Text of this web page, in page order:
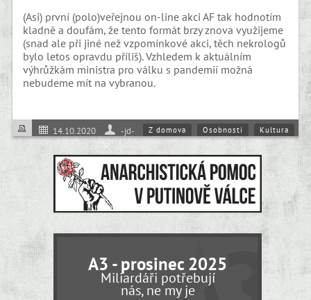
(Asi) první (polo)veřejnou on-line akci AF tak hodnotím
kladně a doufám, že tento formát brzy znova využijeme
(snad ale při jiné než vzpomínkové akci, těch nekrologů
bylo letos opravdu příliš). Vzhledem k aktuálním
výhrůžkám ministra pro válku s pandemií možná
nebudeme mít na vybranou.
14.10.2020 -jd- Z domova Osobnosti Kultura
A3 - prosinec 2025
Miliardáři potřebují
nás, ne my je